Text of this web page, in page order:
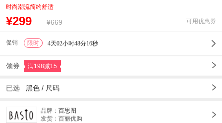
时尚潮流简约舒适
¥299 ¥669 可用优惠券
促销 限时 4天02小时48分13秒
领券 满198减15
已选 黑色 / 尺码
品牌： 百思图
发货：百丽优购